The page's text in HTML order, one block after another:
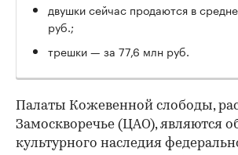
двушки сейчас продаются в
руб.;
трешки — за 77,6 млн руб.
Палаты Кожевенной слободы,
Замоскворечье (ЦАО), являются
культурного наследия